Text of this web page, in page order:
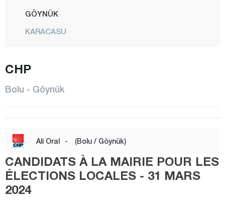
GÖYNÜK
KARACASU
MENGEN
CENTRE
SEBEN
TAŞKESTİ
Burdur
Bursa
CHP
Bolu - Göynük
Ali Oral - (Bolu / Göynük)
CANDIDATS À LA MAIRIE POUR LES
ÉLECTIONS LOCALES - 31 MARS
2024